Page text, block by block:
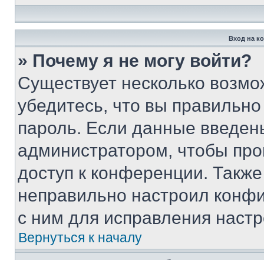
Вход на
» Почему я не могу войти?
Существует несколько
убедитесь, что вы
пароль. Если данные
администратором, чтобы
доступ к конференции.
неправильно настроил
с ним для исправления
Вернуться к началу